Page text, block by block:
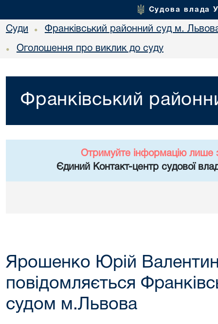
Судова влада
Суди • Франківський районний суд м.
• Оголошення про виклик до суду
Франківський
Отримуйте інформацію лише
Єдиний Контакт-центр судової
Ярошенко Юрій
повідомляється
судом м.Львова